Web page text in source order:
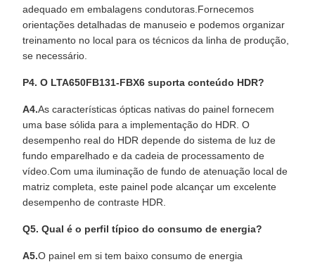
adequado em embalagens condutoras.Fornecemos
orientações detalhadas de manuseio e podemos organizar
treinamento no local para os técnicos da linha de produção,
se necessário.
P4. O LTA650FB131-FBX6 suporta conteúdo HDR?
A4.As características ópticas nativas do painel fornecem
uma base sólida para a implementação do HDR. O
desempenho real do HDR depende do sistema de luz de
fundo emparelhado e da cadeia de processamento de
vídeo.Com uma iluminação de fundo de atenuação local de
matriz completa, este painel pode alcançar um excelente
desempenho de contraste HDR.
Q5. Qual é o perfil típico do consumo de energia?
A5.O painel em si tem baixo consumo de energia